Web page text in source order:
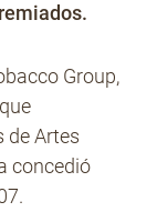
Group,
de Artes
concedió